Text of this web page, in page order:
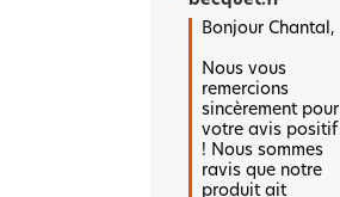
Bonjour Chantal,
Nous vous
remercions
sincèrement pour
votre avis positif
! Nous sommes
ravis que notre
produit ait